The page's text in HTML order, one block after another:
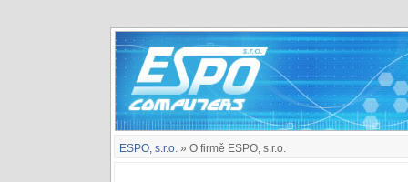
ESPO, s.r.o. » O firmě ESPO, s.r.o.